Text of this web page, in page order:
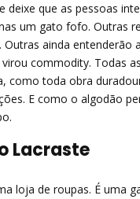
deixe que as pessoas
um gato fofo. Outras
ainda entenderão
commodity. Todas
como toda obra
E como o algodão
Lacraste
loja de roupas. É uma